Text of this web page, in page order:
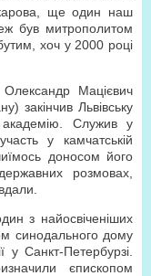
ще один наш
був митрополитом
хоч у 2000 році
Мацієвич
закінчив Львівську
академію. Служив у
у камчатській
доносом його
розмовах,
з найосвіченіших
синодального дому
у Санкт-Петербурзі.
єпископом